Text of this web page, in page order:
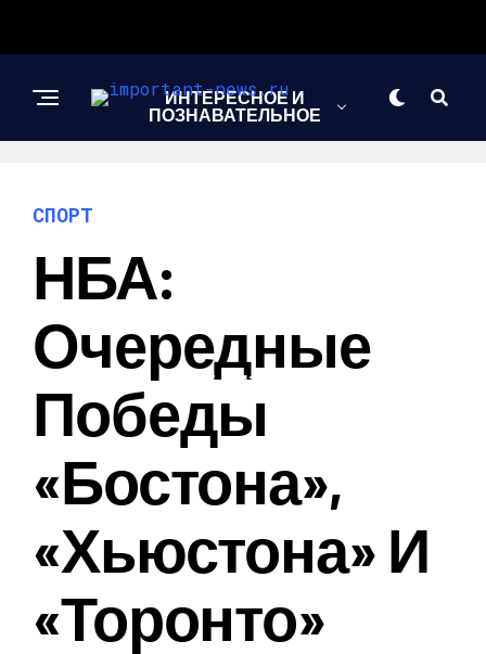
ИНТЕРЕСНОЕ И
ПОЗНАВАТЕЛЬНОЕ
ШОУ-БИЗНЕС
СПОРТ
НБА:
Очередные
Победы
«Бостона»,
«Хьюстона» И
«Торонто»